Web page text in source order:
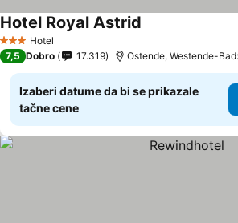
3 Zvezdice
Hotel
Hotel Royal Astrid
7,5 Dobro 17.319 Ostende, Westende-
Izaberi datume da bi se prikazale
tačne cene